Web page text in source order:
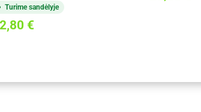
Turime sandėlyje
€